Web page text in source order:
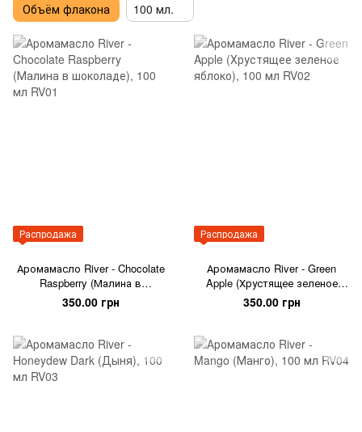
Объём флакона 100 мл.
Распродажа
Аромамасло River - Chocolate
Raspberry (Малина в
шоколаде), 100 мл
350.00 грн
Распродажа
Аромамасло River - Green
Apple (Хрустящее зеленое
яблоко), 100 мл
350.00 грн